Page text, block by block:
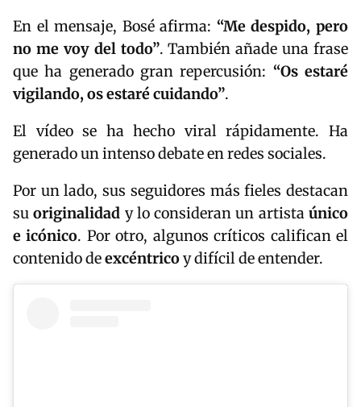
En el mensaje, Bosé afirma: “Me despido, pero
no me voy del todo”. También añade una frase
que ha generado gran repercusión: “Os estaré
vigilando, os estaré cuidando”.
El vídeo se ha hecho viral rápidamente. Ha
generado un intenso debate en redes sociales.
Por un lado, sus seguidores más fieles destacan
suoriginalidad y lo consideran un artistaúnico
e icónico. Por otro, algunos críticos califican el
contenido deexcéntricoy difícil de entender.